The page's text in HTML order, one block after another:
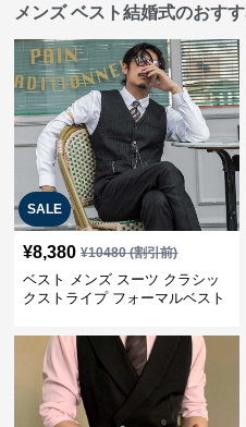
メンズ ベスト結婚式のおす
SALE
¥8,380 ¥10480(割引前)
ベスト メンズ スーツ クラシッ
クストライプ フォーマルベスト